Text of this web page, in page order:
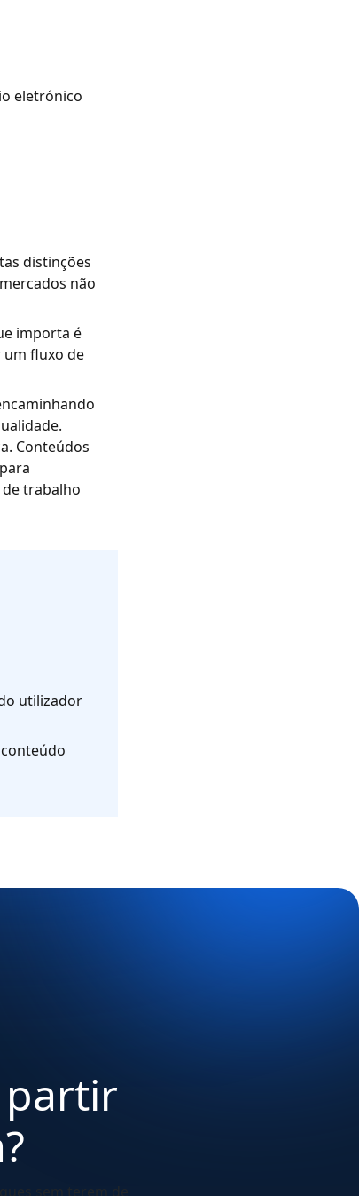
eletrónico
distinções
não
importa é
um fluxo de
Conteúdos
trabalho
utilizador
partir